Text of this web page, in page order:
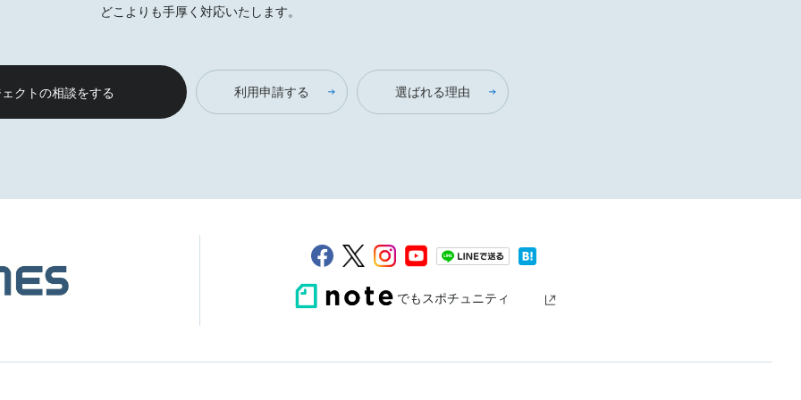
どこよりも手厚く対応いたします。
クトの相談をする 利用申請する 選ばれる理由
でもスポチュニティ